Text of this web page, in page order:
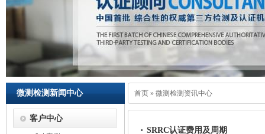
微测检测新闻中心
客户中心
首页 » 微测检测资讯中心
SRRC认证费用及周期